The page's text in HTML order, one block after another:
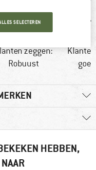
zeggen:
Robuust
HEBBEN,
SELECTEREN